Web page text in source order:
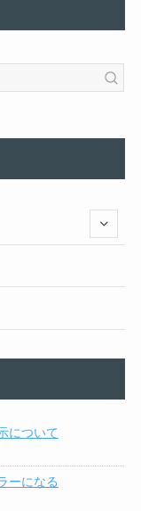
について
ーになる